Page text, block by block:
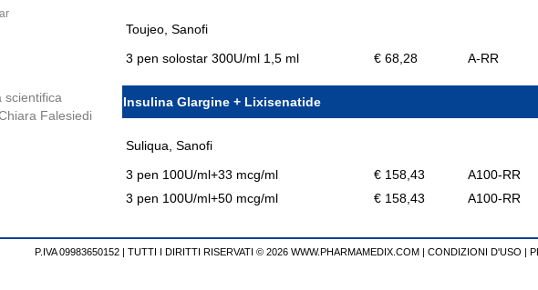
scientifica
Falesiedi
Toujeo, Sanofi
3 pen solostar 300U/ml 1,5 ml
€ 68,28 A-RR
Insulina Glargine + Lixisenatide
Suliqua, Sanofi
3 pen 100U/ml+33 mcg/ml
€ 158,43
A100-RR
3 pen 100U/ml+50 mcg/ml
€ 158,43 A100-RR
P.IVA 09983650152 | TUTTI I DIRITTI RISERVATI © 2026 WWW.PHARMAMEDIX.COM | CONDIZIONI D'USO |